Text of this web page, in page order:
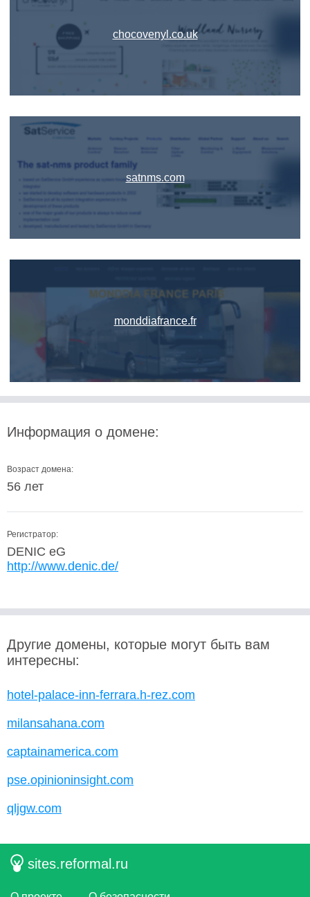
chocovenyl.co.uk
satnms.com
monddiafrance.fr
Информация о домене:
Возраст домена:
56 лет
Регистратор:
DENIC eG
http://www.denic.de/
Другие домены, которые могут быть вам
интересны:
hotel-palace-inn-ferrara.h-rez.com
milansahana.com
captainamerica.com
pse.opinioninsight.com
qljgw.com
sites.reformal.ru